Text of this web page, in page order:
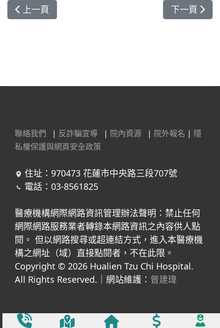
上一篇文章: 平平安安迎新傳承 花蓮慈院院長室新
上一頁 下一篇文章
下一頁
聯絡我們 | 反詐騙宣導 | 院內資源 | 院外報名 | 隱
私權保護與網頁安全政策
住址：970473 花蓮市中央路三段707號
電話：03-8561825
醫療機構網際網路資訊管理辦法聲明：禁止任何
網際網路服務業者轉錄本網路資訊之內容供人點
閱。 但以網路搜尋或超連結方式，進入本醫療機
構之網址（域）直接點閱者，不在此限。
Copyright © 2026 Hualien Tzu Chi Hospital.
All Rights Reserved.｜網站維護： 曾建瑋